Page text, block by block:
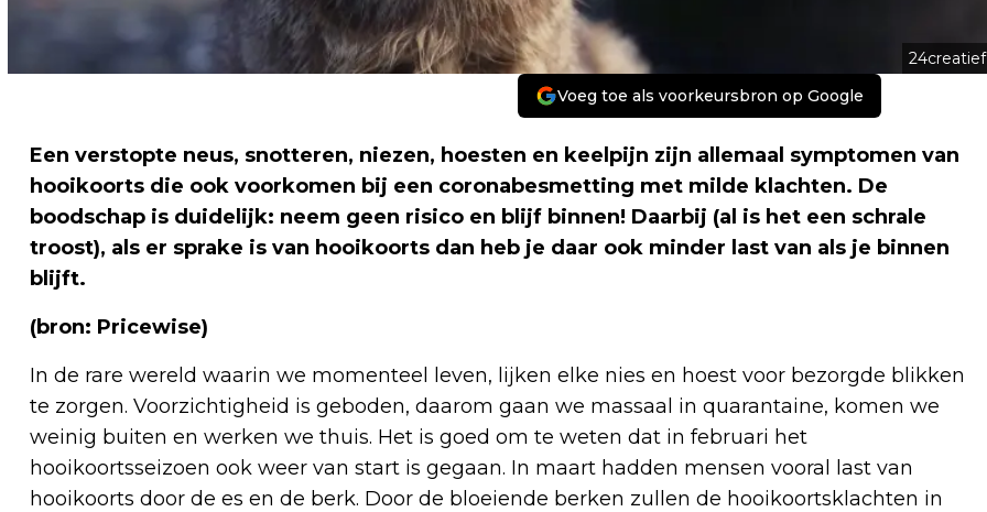
24creatief
Voeg toe als voorkeursbron op Google
Een verstopte neus, snotteren, niezen, hoesten en keelpijn zijn allemaal symptomen van
hooikoorts die ook voorkomen bij een coronabesmetting met milde klachten. De
boodschap is duidelijk: neem geen risico en blijf binnen! Daarbij (al is het een schrale
troost), als er sprake is van hooikoorts dan heb je daar ook minder last van als je binnen
blijft.
(bron: Pricewise)
In de rare wereld waarin we momenteel leven, lijken elke nies en hoest voor bezorgde blikken
te zorgen. Voorzichtigheid is geboden, daarom gaan we massaal in quarantaine, komen we
weinig buiten en werken we thuis. Het is goed om te weten dat in februari het
hooikoortsseizoen ook weer van start is gegaan. In maart hadden mensen vooral last van
hooikoorts door de es en de berk. Door de bloeiende berken zullen de hooikoortsklachten in